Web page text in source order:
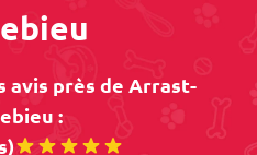
avis près de Arrast-
: